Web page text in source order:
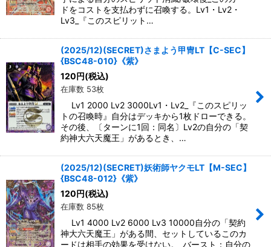
ドをコストを支払わずに召喚する。Lv1・Lv2・
Lv3_『このスピリット…
(2025/12)(SECRET)さまよう甲冑LT【C-SEC】
{BSC48-010}《紫》
120 円(税込)
在庫数 53枚
Lv1 2000 Lv2 3000Lv1・Lv2_『このスピリッ
トの召喚時』自分はデッキから1枚ドローできる。
その後、〔ターンに1回：同名〕Lv2の自分の「契
約神大六天魔王」があるとき、…
(2025/12)(SECRET)妖術師ヤクモLT【M-SEC】
{BSC48-012}《紫》
120 円(税込)
在庫数 85枚
Lv1 4000 Lv2 6000 Lv3 10000自分の「契約
神大六天魔王」がある間、セットしているこのカ
ードは相手の効果を受けない。_バースト：自分の